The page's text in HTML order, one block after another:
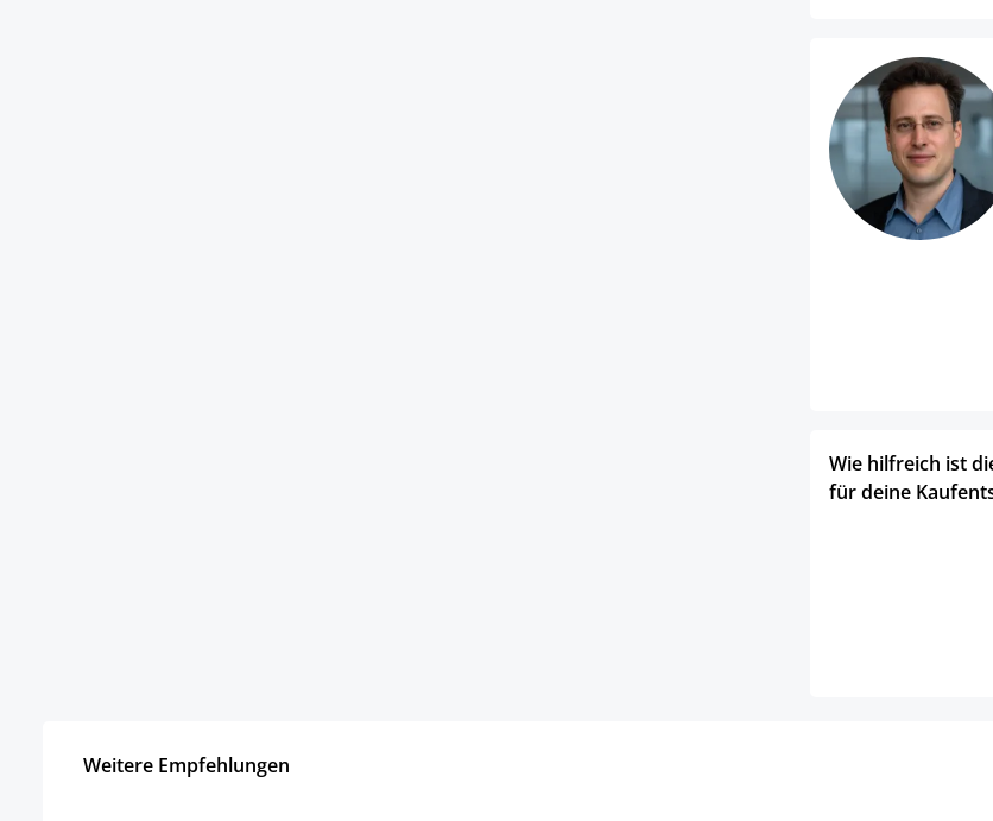
Wie hilfreich ist
für deine
Weitere Empfehlungen